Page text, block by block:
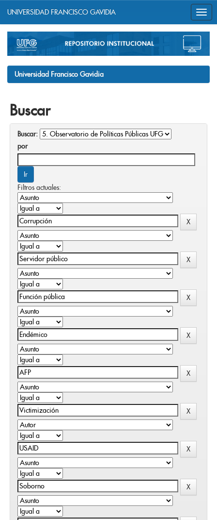
navigation
UNIVERSIDAD FRANCISCO GAVIDIA
Universidad Francisco Gavidia
Buscar
Buscar:
por
Filtros actuales: